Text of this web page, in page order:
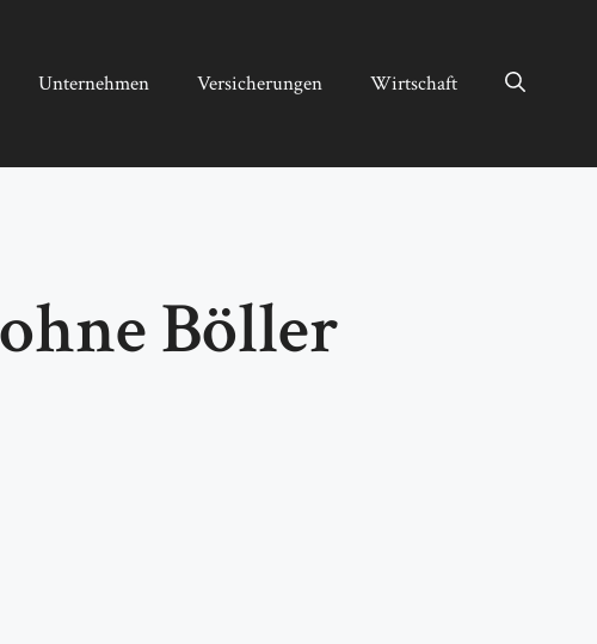
Unternehmen Versicherungen Wirtschaft
Böller